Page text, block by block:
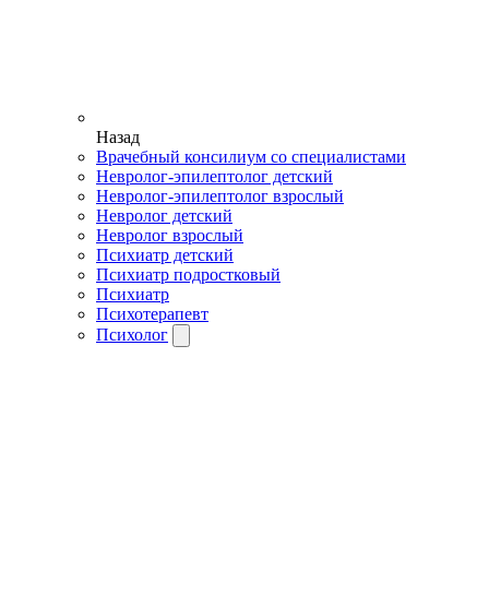
Назад
Врачебный консилиум со специалистами
Невролог-эпилептолог детский
Невролог-эпилептолог взрослый
Невролог детский
Невролог взрослый
Психиатр детский
Психиатр подростковый
Психиатр
Психотерапевт
Психолог